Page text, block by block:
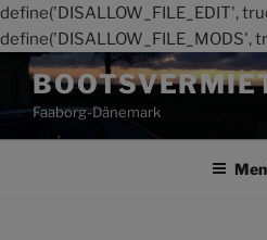
define('DISALLOW_FILE_EDIT',
define('DISALLOW_FILE_MODS',
Zum
Inhalt
springenFaaborg-Dänemark